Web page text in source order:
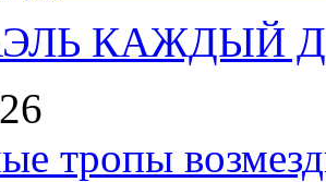
КАЖДЫЙ
тропы